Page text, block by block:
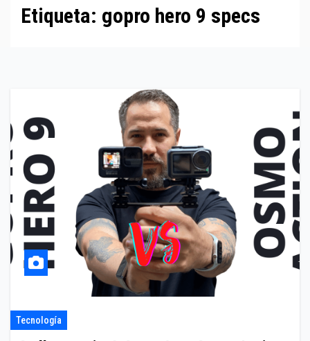
Etiqueta: gopro hero 9 specs
Tecnología